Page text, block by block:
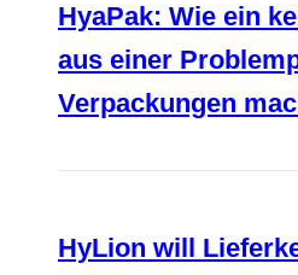
HyaPak: Wie ein
aus einer
Verpackungen
HyLion will